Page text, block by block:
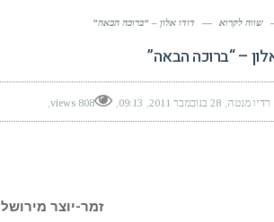
שווה לקרוא — דודו אלון – “ברוכה הבאה”
– “ברוכה הבאה”
רדיו מנטה 28 בנובמבר 2011 09:13
808 views
זמר-יוצר